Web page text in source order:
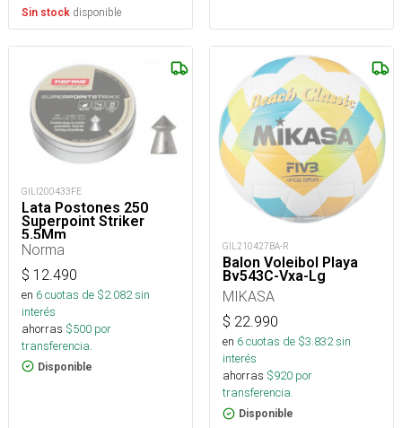
Sin stock disponible
GILI200433FE
Lata Postones 250
Superpoint Striker
5,5Mm
Norma
$ 12.490
en 6cuotas de $2.082sin
interés
ahorras $500 por
transferencia.
Disponible
GIL210427BA-R
Balon Voleibol Playa
Bv543C-Vxa-Lg
MIKASA
$ 22.990
en 6cuotas de $3.832sin
interés
ahorras $920 por
transferencia.
Disponible